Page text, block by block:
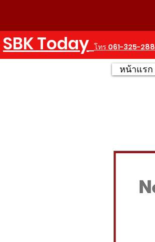
SBK Today โทร 061-325-
หน้าแรก